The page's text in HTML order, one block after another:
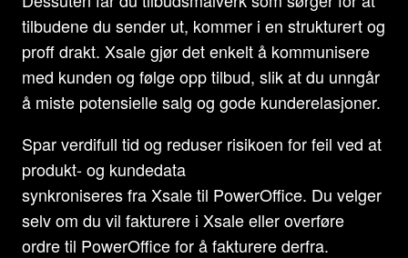
tilbudene du sender ut, kommer i en strukturert og
proff drakt. Xsale gjør det enkelt å kommunisere
med kunden og følge opp tilbud, slik at du unngår
å miste potensielle salg og gode kunderelasjoner.
Spar verdifull tid og reduser risikoen for feil ved at
produkt- og kundedata
synkroniseres fra Xsale til PowerOffice. Du velger
selv om du vil fakturere i Xsale eller overføre
ordre til PowerOffice for å fakturere derfra.